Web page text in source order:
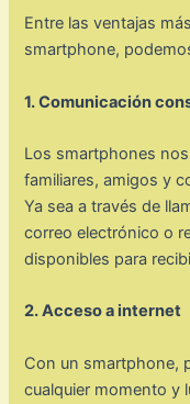
Entre las ventajas
smartphone,
1. Comunicación
Los smartphones
familiares, amigos y
Ya sea a través de
correo electrónico o
disponibles para
2. Acceso a internet
Con un smartphone,
cualquier momento y